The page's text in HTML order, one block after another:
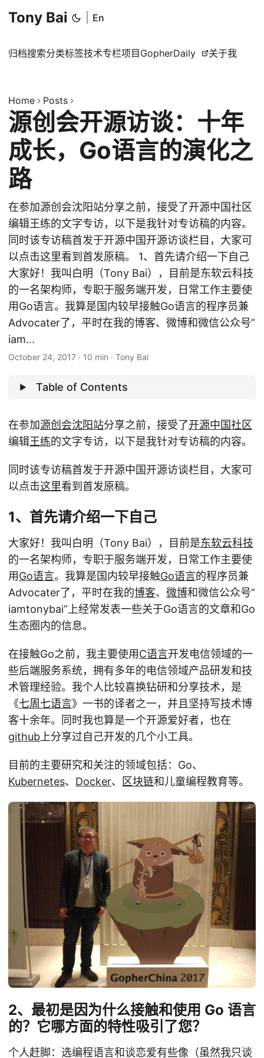
Tony Bai En
归档搜索分类标签技术专栏项目 GopherDaily 关于我
Home Posts
源创会开源访谈：十年
成长，Go语言的演化之
路
在参加源创会沈阳站分享之前，接受了开源中国社区
编辑王练的文字专访，以下是我针对专访稿的内容。
同时该专访稿首发于开源中国开源访谈栏目，大家可
以点击这里看到首发原稿。 1、首先请介绍一下自己
大家好！我叫白明（Tony Bai），目前是东软云科技
的一名架构师，专职于服务端开发，日常工作主要使
用Go语言。我算是国内较早接触Go语言的程序员兼
Advocater了，平时在我的博客、微博和微信公众号”
iam...
October 24, 2017 · 10 min · Tony Bai
Table of Contents
在参加源创会沈阳站分享之前，接受了开源中国社区
编辑王练的文字专访，以下是我针对专访稿的内容。
同时该专访稿首发于开源中国开源访谈栏目，大家可
以点击这里看到首发原稿。
1、首先请介绍一下自己
大家好！我叫白明（Tony Bai），目前是东软云科技
的一名架构师，专职于服务端开发，日常工作主要使
用Go语言。我算是国内较早接触Go语言的程序员兼
Advocater了，平时在我的博客、 微博和微信公众号”
iamtonybai”上经常发表一些关于Go语言的文章和Go
生态圈内的信息。
在接触Go之前，我主要使用C语言开发电信领域的一
些后端服务系统，拥有多年的电信领域产品研发和技
术管理经验。我个人比较喜换钻研和分享技术，是
《七周七语言》一书的译者之一，并且坚持写技术博
客十余年。同时我也算是一个开源爱好者，也在
github 上分享过自己开发的几个小工具。
目前的主要研究和关注的领域包括：Go、
Kubernetes、 Docker、 区块链和儿童编程教育等。
2、最初是因为什么接触和使用 Go 语言
的？它哪方面的特性吸引了您？
个人赶脚：选编程语言和谈恋爱有些像（虽然我只谈